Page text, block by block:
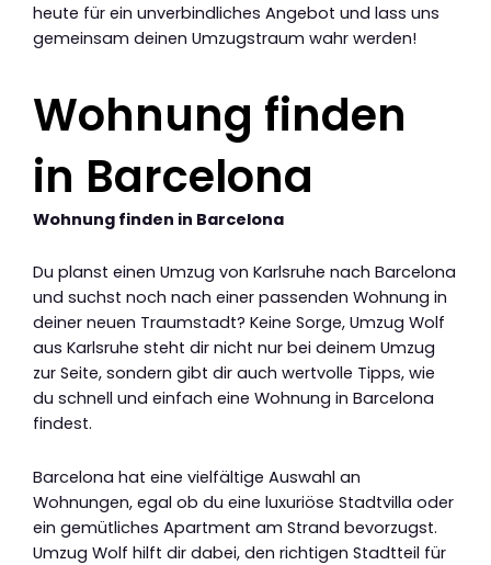
heute für ein unverbindliches Angebot und lass uns
gemeinsam deinen Umzugstraum wahr werden!
Wohnung finden
in Barcelona
Wohnung finden in Barcelona
Du planst einen Umzug von Karlsruhe nach Barcelona
und suchst noch nach einer passenden Wohnung in
deiner neuen Traumstadt? Keine Sorge, Umzug Wolf
aus Karlsruhe steht dir nicht nur bei deinem Umzug
zur Seite, sondern gibt dir auch wertvolle Tipps, wie
du schnell und einfach eine Wohnung in Barcelona
findest.
Barcelona hat eine vielfältige Auswahl an
Wohnungen, egal ob du eine luxuriöse Stadtvilla oder
ein gemütliches Apartment am Strand bevorzugst.
Umzug Wolf hilft dir dabei, den richtigen Stadtteil für